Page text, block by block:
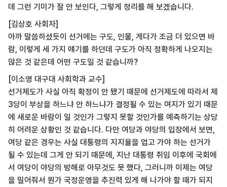
데 그런 기미가 잘 안 보인다, 그렇게 정리를 해 보겠습니다.
[김상호 사회자]
아까 말씀하셨듯이 선거에는 구도, 인물, 게다가 조금 더 있으면 바
람, 이렇게 세 가지 얘기를 하던데 구도가 아직 정확하게 나오지는
않은 것 같은데 어떤 구도일 것 같습니까?
[이소영 대구대 사회학과 교수]
선거제도가 사실 아직 확정이 안 됐기 때문에 선거제도에 따라서 제
3당이 부상을 하느냐 안 하느냐가 결정될 수 있는 여지가 있기 때문
에 새로운 바람이 일 것인가 그렇지 못할 것인가를 예측하기는 상당
히 어려운 상황인 것 같습니다. 다만 여당과 야당의 입장에서 보면,
여당 같은 경우는 사실 대통령의 지지율을 업고 가야 하는 선거가
될 수 있는데 그게 안 되기 때문에, 지난 대통령 취임 이후에 국회에
서 여당이 야당의 방해로 아무것도 못 했다, 그러니까 이제는 여당
을 밀어줘서 뭔가 국정운영을 추진력 있게 해 나가야 할 때가 되지